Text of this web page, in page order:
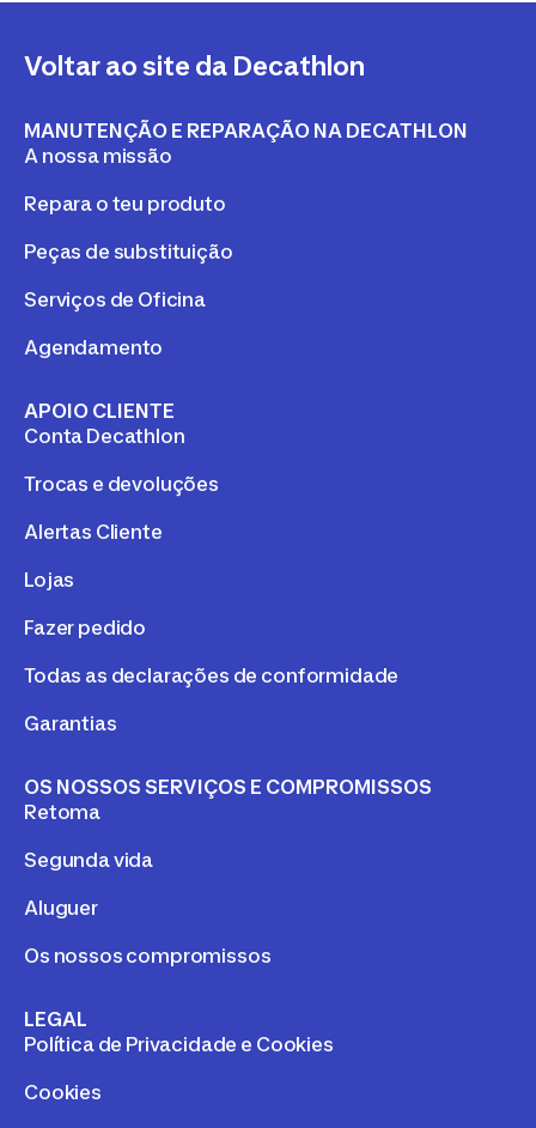
Voltar ao site da Decathlon
MANUTENÇÃO E REPARAÇÃO NA DECATHLON
A nossa missão
Repara o teu produto
Peças de substituição
Serviços de Oficina
Agendamento
APOIO CLIENTE
Conta Decathlon
Trocas e devoluções
Alertas Cliente
Lojas
Fazer pedido
Todas as declarações de conformidade
Garantias
OS NOSSOS SERVIÇOS E COMPROMISSOS
Retoma
Segunda vida
Aluguer
Os nossos compromissos
LEGAL
Política de Privacidade e Cookies
Cookies